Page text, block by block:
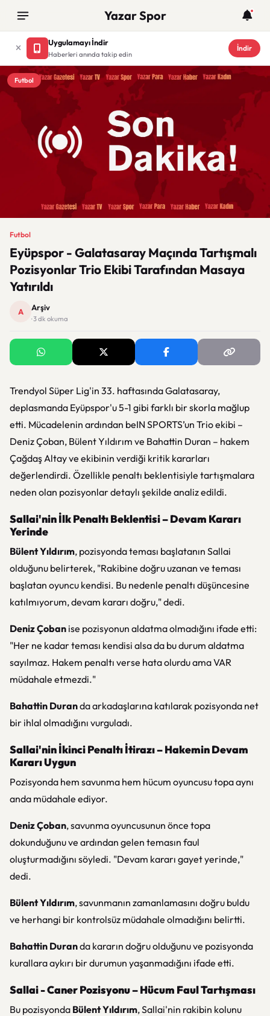
Yazar Spor
Uygulamayı İndir
Haberleri anında takip edin
İndir
Futbol
Futbol
Eyüpspor - Galatasaray Maçında Tartışmalı
Pozisyonlar Trio Ekibi Tarafından Masaya
Yatırıldı
A Arşiv
· 3 dk okuma
Trendyol Süper Lig'in 33. haftasında Galatasaray,
deplasmanda Eyüpspor'u 5-1 gibi farklı bir skorla mağlup
etti. Mücadelenin ardından beIN SPORTS’un Trio ekibi –
Deniz Çoban, Bülent Yıldırım ve Bahattin Duran – hakem
Çağdaş Altay ve ekibinin verdiği kritik kararları
değerlendirdi. Özellikle penaltı beklentisiyle tartışmalara
neden olan pozisyonlar detaylı şekilde analiz edildi.
Sallai'nin İlk Penaltı Beklentisi – Devam Kararı
Yerinde
Bülent Yıldırım, pozisyonda teması başlatanın Sallai
olduğunu belirterek, "Rakibine doğru uzanan ve teması
başlatan oyuncu kendisi. Bu nedenle penaltı düşüncesine
katılmıyorum, devam kararı doğru," dedi.
Deniz Çoban ise pozisyonun aldatma olmadığını ifade etti:
"Her ne kadar teması kendisi alsa da bu durum aldatma
sayılmaz. Hakem penaltı verse hata olurdu ama VAR
müdahale etmezdi."
Bahattin Duranda arkadaşlarına katılarak pozisyonda net
bir ihlal olmadığını vurguladı.
Sallai'nin İkinci Penaltı İtirazı – Hakemin Devam
Kararı Uygun
Pozisyonda hem savunma hem hücum oyuncusu topa aynı
anda müdahale ediyor.
Deniz Çoban, savunma oyuncusunun önce topa
dokunduğunu ve ardından gelen temasın faul
oluşturmadığını söyledi. "Devam kararı gayet yerinde,"
dedi.
Bülent Yıldırım, savunmanın zamanlamasını doğru buldu
ve herhangi bir kontrolsüz müdahale olmadığını belirtti.
Bahattin Duranda kararın doğru olduğunu ve pozisyonda
kurallara aykırı bir durumun yaşanmadığını ifade etti.
Sallai - Caner Pozisyonu – Hücum Faul Tartışması
Bu pozisyonda Bülent Yıldırım, Sallai'nin rakibin kolunu